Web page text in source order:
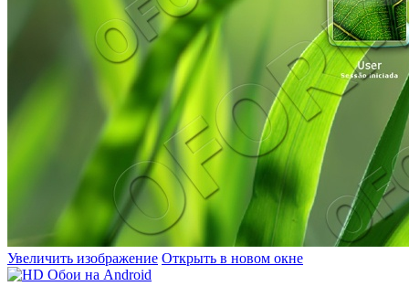
Увеличить изображение Открыть в новом окне